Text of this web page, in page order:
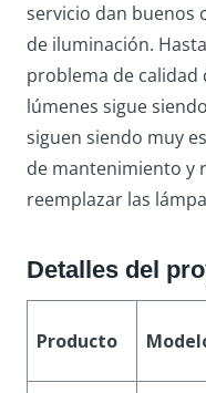
servicio dan buenos
de iluminación.
problema de calidad
lúmenes sigue
siguen siendo muy
de mantenimiento y
reemplazar las
Detalles del
Producto